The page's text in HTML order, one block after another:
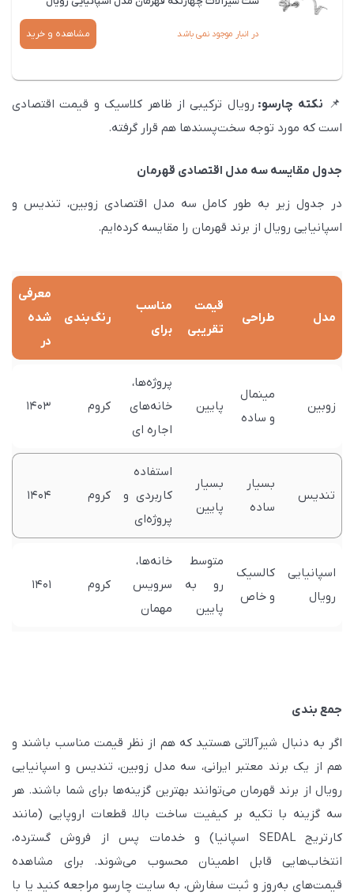
در انبار موجود نمی باشد مشاهده و خرید
📌 نکته چارسو: رویال ترکیبی از ظاهر کلاسیک و قیمت اقتصادی
است که مورد توجه سخت‌پسندها هم قرار گرفته.
جدول مقایسه سه مدل اقتصادی قهرمان
در جدول زیر به طور کامل سه مدل اقتصادی زوبین، تندیس و
اسپانیایی رویال از برند قهرمان را مقایسه کرده‌ایم.
مدل طراحی
قیمت
تقریبی
مناسب
برای
رنگ‌بندی
معرفی
شده
در
زوبین
مینمال
و ساده
پایین
پروژه‌ها،
خانه‌های
اجاره ای
کروم
تندیس
بسیار
ساده
بسیار
پایین
استفاده
کاربردی و
پروژه‌ای
کروم 1404
اسپانیایی
رویال
کالسیک
و خاص
متوسط
رو به
پایین
خانه‌ها،
سرویس
مهمان
کروم 1401
جمع بندی
اگر به دنبال شیرآلاتی هستید که هم از نظر قیمت مناسب باشند و
هم از یک برند معتبر ایرانی، سه مدل زوبین، تندیس و اسپانیایی
رویال از برند قهرمان می‌توانند بهترین گزینه‌ها برای شما باشند. هر
سه گزینه با تکیه بر کیفیت ساخت بالا، قطعات اروپایی (مانند
کارتریج SEDAL اسپانیا) و خدمات پس از فروش گسترده،
انتخاب‌هایی قابل اطمینان محسوب می‌شوند. برای مشاهده
قیمت‌های به‌روز و ثبت سفارش، به سایت چارسو مراجعه کنید یا با